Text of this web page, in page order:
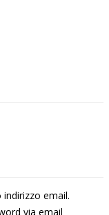
email.
via email